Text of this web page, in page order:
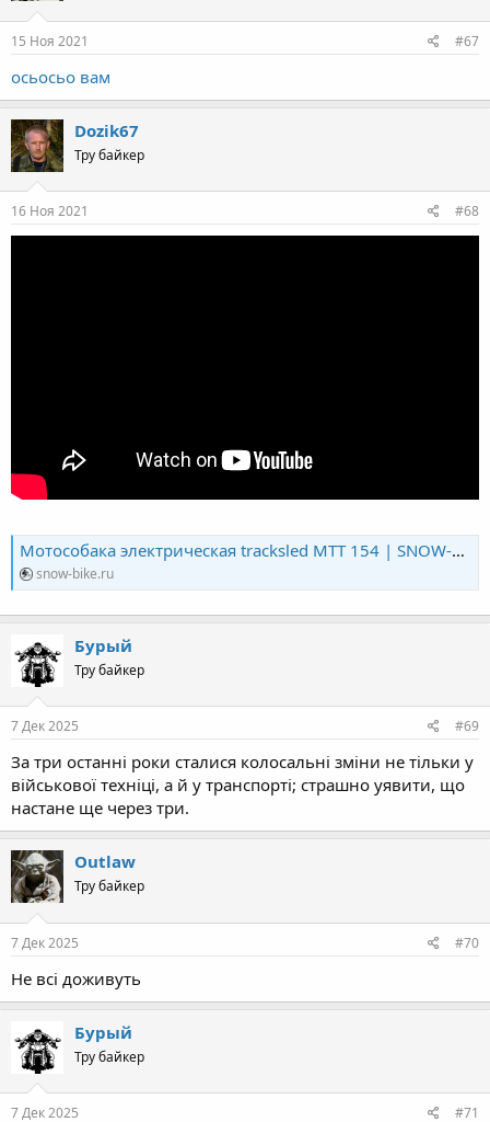
15 Ноя 2021 #67
осьосьо вам
Dozik67
Тру байкер
16 Ноя 2021 #68
Мотособака электрическая tracksled MTT 154 | SNOW-BIKE
snow-bike.ru
Бурый
Тру байкер
7 Дек 2025 #69
За три останні роки сталися колосальні зміни не тільки у
військової техніці, а й у транспорті; страшно уявити, що
настане ще через три.
Outlaw
Тру байкер
7 Дек 2025 #70
Не всі доживуть
Бурый
Тру байкер
7 Дек 2025 #71